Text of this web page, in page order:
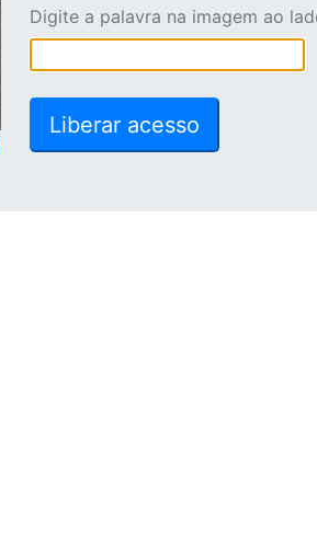
Digite a palavra na imagem ao